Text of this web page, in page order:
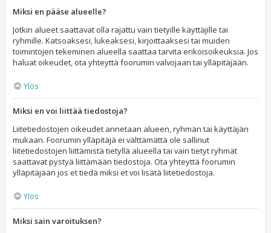
Miksi en pääse alueelle?
Jotkin alueet saattavat olla rajattu vain tietyille käyttäjille tai
ryhmille. Katsoaksesi, lukeaksesi, kirjoittaaksesi tai muiden
toimintojen tekeminen alueella saattaa tarvita erikoisoikeuksia. Jos
haluat oikeudet, ota yhteyttä foorumin valvojaan tai ylläpitäjään.
Ylös
Miksi en voi liittää tiedostoja?
Liitetiedostojen oikeudet annetaan alueen, ryhmän tai käyttäjän
mukaan. Foorumin ylläpitäjä ei välttämättä ole sallinut
liitetiedostojen liittämistä tietyllä alueella tai vain tietyt ryhmät
saattavat pystyä liittämään tiedostoja. Ota yhteyttä foorumin
ylläpitäjään jos et tiedä miksi et voi lisätä liitetiedostoja.
Ylös
Miksi sain varoituksen?